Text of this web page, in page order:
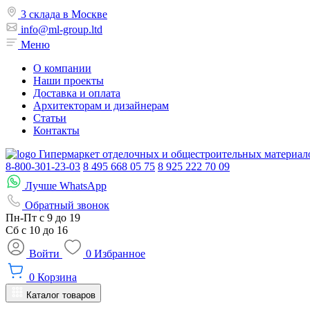
3 склада в Москве
info@ml-group.ltd
Меню
О компании
Наши проекты
Доставка и оплата
Архитекторам и дизайнерам
Статьи
Контакты
Гипермаркет отделочных и общестроительных
8-800-301-23-03 8 495 668 05 75 8 925 222 70 09
Лучше WhatsApp
Обратный звонок
Пн-Пт с 9 до 19
Сб с 10 до 16
Войти
0 Избранное
0 Корзина
Каталог товаров